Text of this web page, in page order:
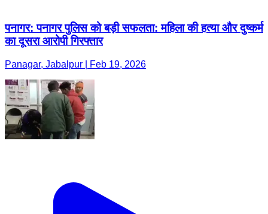
पनागर: पनागर पुलिस को बड़ी सफलता: महिला की हत्या और दुष्कर्म
का दूसरा आरोपी गिरफ्तार
Panagar, Jabalpur | Feb 19, 2026